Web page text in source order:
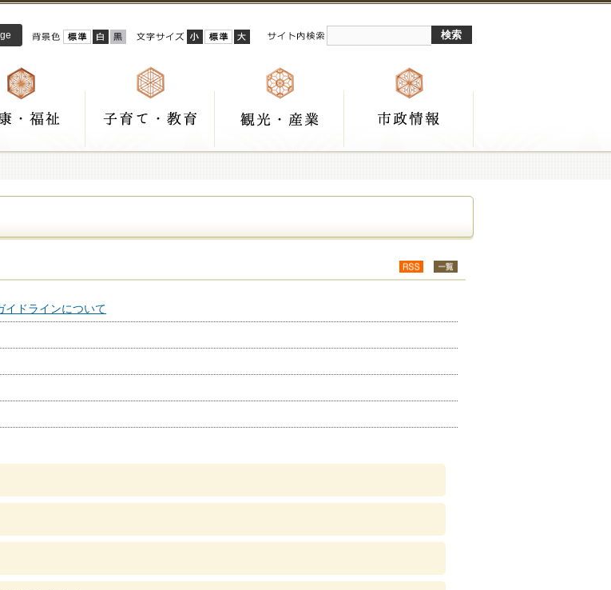
イドラインについて